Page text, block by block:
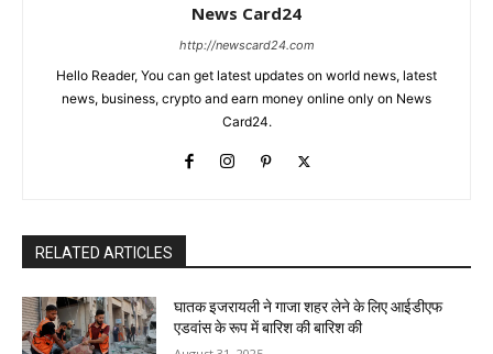
News Card24
http://newscard24.com
Hello Reader, You can get latest updates on world news, latest
news, business, crypto and earn money online only on News
Card24.
RELATED ARTICLES
घातक इजरायली ने गाजा शहर लेने के लिए आईडीएफ
एडवांस के रूप में बारिश की बारिश की